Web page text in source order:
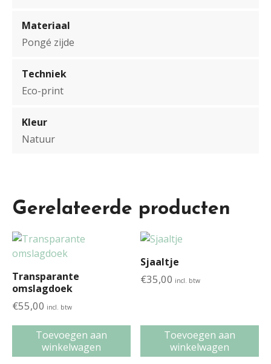
Materiaal
Pongé zijde
Techniek
Eco-print
Kleur
Natuur
Gerelateerde producten
Transparante
omslagdoek
€55,00 incl. btw
Toevoegen aan
winkelwagen
Sjaaltje
€35,00 incl. btw
Toevoegen aan
winkelwagen